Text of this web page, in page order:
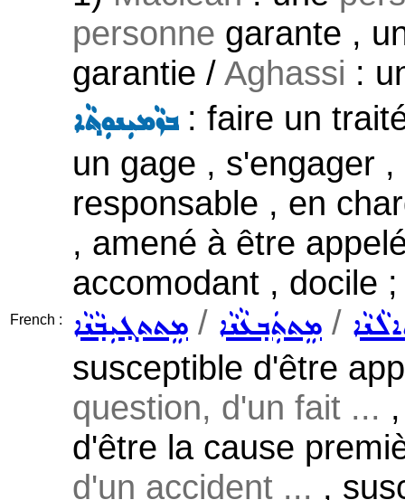
French :
personne garante ,
garantie / Aghassi :
ܒܙܵܡܝܼܢܘܼܬ݂ܵܐ: faire un
un gage , s'engager
responsable , en
, amené à être
accomodant , docile
ܡܸܬܬܓ݂ܝܼܒ݂ܵܢܵܐ / ܡܸܬܬܲܒ݂ܥܵܢܵܐ /
susceptible d'être
question, d'un fait ...
d'être la cause
d'un accident ... ,